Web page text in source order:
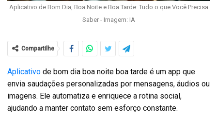
Aplicativo de Bom Dia, Boa Noite e Boa Tarde: Tudo o que Você Precisa
Saber - Imagem: IA
Compartilhe
Aplicativo de bom dia boa noite boa tarde é um app que
envia saudações personalizadas por mensagens, áudios ou
imagens. Ele automatiza e enriquece a rotina social,
ajudando a manter contato sem esforço constante.